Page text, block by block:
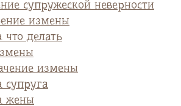
супружеской неверности
измены
делать
измены
супруга
жены